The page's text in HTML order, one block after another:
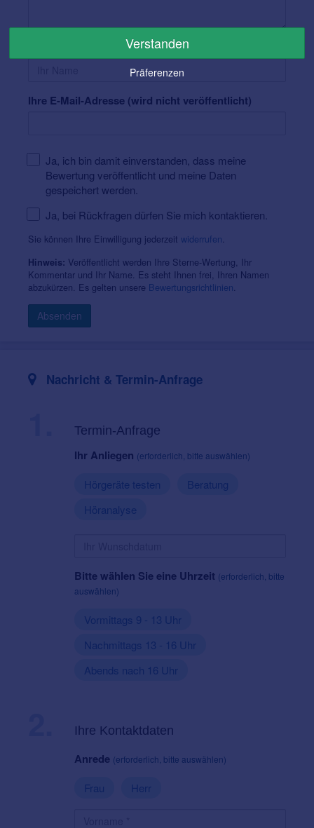
Ihre E-Mail-Adresse (wird nicht veröffentlicht)
Ja, ich bin damit einverstanden, dass meine
Bewertung veröffentlicht und meine Daten
gespeichert werden.
Ja, bei Rückfragen dürfen Sie mich kontaktieren.
Sie können Ihre Einwilligung jederzeit widerrufen.
Hinweis: Veröffentlicht werden Ihre Sterne-Wertung, Ihr
Kommentar und Ihr Name. Es steht Ihnen frei, Ihren Namen
abzukürzen. Es gelten unsere Bewertungsrichtlinien.
Absenden
Nachricht & Termin-Anfrage
Termin-Anfrage
Ihr Anliegen (erforderlich, bitte auswählen)
Hörgeräte testen
Beratung
Höranalyse
Bitte wählen Sie eine Uhrzeit (erforderlich, bitte
auswählen)
Vormittags 9 - 13 Uhr
Nachmittags 13 - 16 Uhr
Abends nach 16 Uhr
Ihre Kontaktdaten
Anrede (erforderlich, bitte auswählen)
Frau Herr
Verstanden
Präferenzen